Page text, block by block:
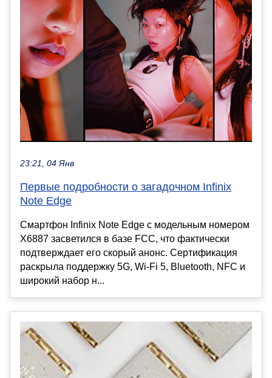
23:21, 04 Янв
Первые подробности о загадочном Infinix
Note Edge
Смартфон Infinix Note Edge с модельным номером
X6887 засветился в базе FCC, что фактически
подтверждает его скорый анонс. Сертификация
раскрыла поддержку 5G, Wi-Fi 5, Bluetooth, NFC и
широкий набор н...